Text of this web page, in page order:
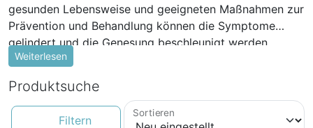
gesunden Lebensweise und geeigneten Maßnahmen zur
Prävention und Behandlung können die Symptome
gelindert und die Genesung beschleunigt werden.
Weiterlesen
Produktsuche
Filtern
Sortieren